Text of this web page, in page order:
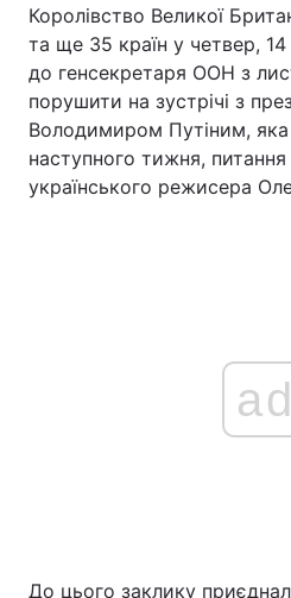
Королівство Великої
та ще 35 країн у четвер,
до генсекретаря ООН з
порушити на зустрічі з
Володимиром Путіним, яка
наступного тижня,
українського режисера
ad
До цього заклику